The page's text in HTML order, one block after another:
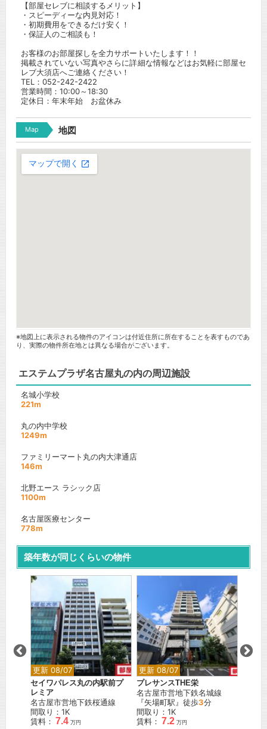
【部屋セレブに相談するメリット】
・スピーディーな内見対応！
・初期費用をできるだけ安く！
・保証人のご相談も！
お客様のお部屋探しを全力サポートいたします！！
掲載されていない写真やさらに詳細な情報などはお気軽に部屋セ
レブ大須店へご連絡ください！
TEL：052-242-2422
営業時間：10:00～18:30
定休日：年末年始 お盆休み
Map 地図
※地図上に表示される物件のアイコンは付近住所に所在することを表すものであ
り、実際の物件所在地とは異なる場合がございます。
エステムプラザ名古屋丸の内の周辺施設
名城小学校
221m
丸の内中学校
1249m
ファミリーマート丸の内大津通店
146m
北野エース ラシック店
1100m
名古屋医療センター
778m
築年数が同じくらいの物件
更新 08/07
セイワパレス丸の内駅前プ
レミア
名古屋市営地下鉄桜通線
間取り：1K
賃料： 7.4 万円
更新 08/07
プレサンスTHE栄
名古屋市営地下鉄名城線
『矢場町駅』徒歩3分
間取り：1K
賃料： 7.2 万円